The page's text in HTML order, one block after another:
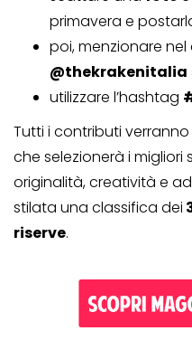
primavera e
poi, menzionare
@thekrakenitalia
utilizzare l’hashtag
Tutti i contributi
che selezionerà i migliori
originalità, creatività e
stilata una classifica dei
riserve.